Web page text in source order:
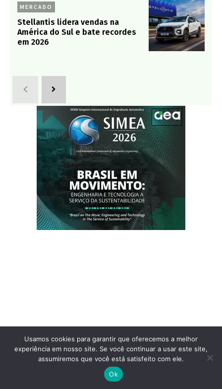
MERCADO
Stellantis lidera vendas na
América do Sul e bate recordes
em 2026
Usamos cookies para garantir que oferecemos a melhor
experiência em nosso site. Se você continuar a usar este site,
assumiremos que você está satisfeito com ele.
Ok